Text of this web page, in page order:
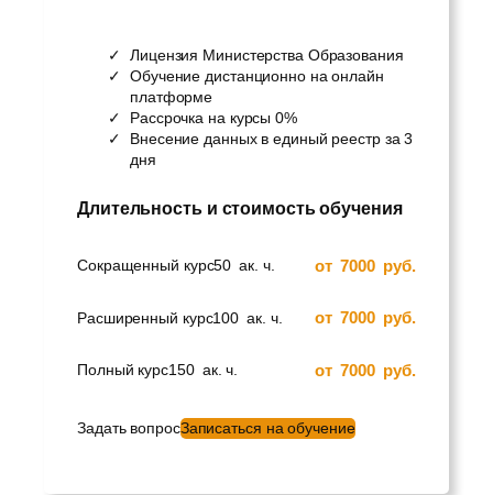
Лицензия Министерства Образования
Обучение дистанционно на онлайн
платформе
Рассрочка на курсы 0%
Внесение данных в единый реестр за 3
дня
Длительность и стоимость обучения
Сокращенный курс50 ак. ч. от 7000 руб.
Расширенный курс100 ак. ч. от 7000 руб.
Полный курс150 ак. ч. от 7000 руб.
Задать вопросЗаписаться на обучение